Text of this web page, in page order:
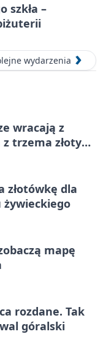
szkła –
wydarzenia
wracają z
trzema złotymi
złotówkę dla
żywieckiego
mapę
rozdane. Tak
góralski